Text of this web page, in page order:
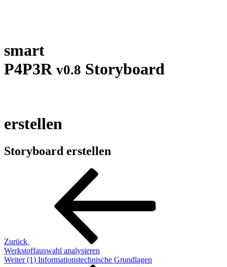
smart
P4P3R v0.8 Storyboard
erstellen
Storyboard erstellen
Zurück
Werkstoffauswahl analysieren
Nächster
Weiter (1) Informationstechnische Grundlagen